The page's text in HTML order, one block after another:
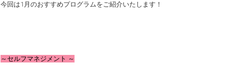
今回は1月のおすすめプログラムをご紹介いたします！
～セルフマネジメント ～